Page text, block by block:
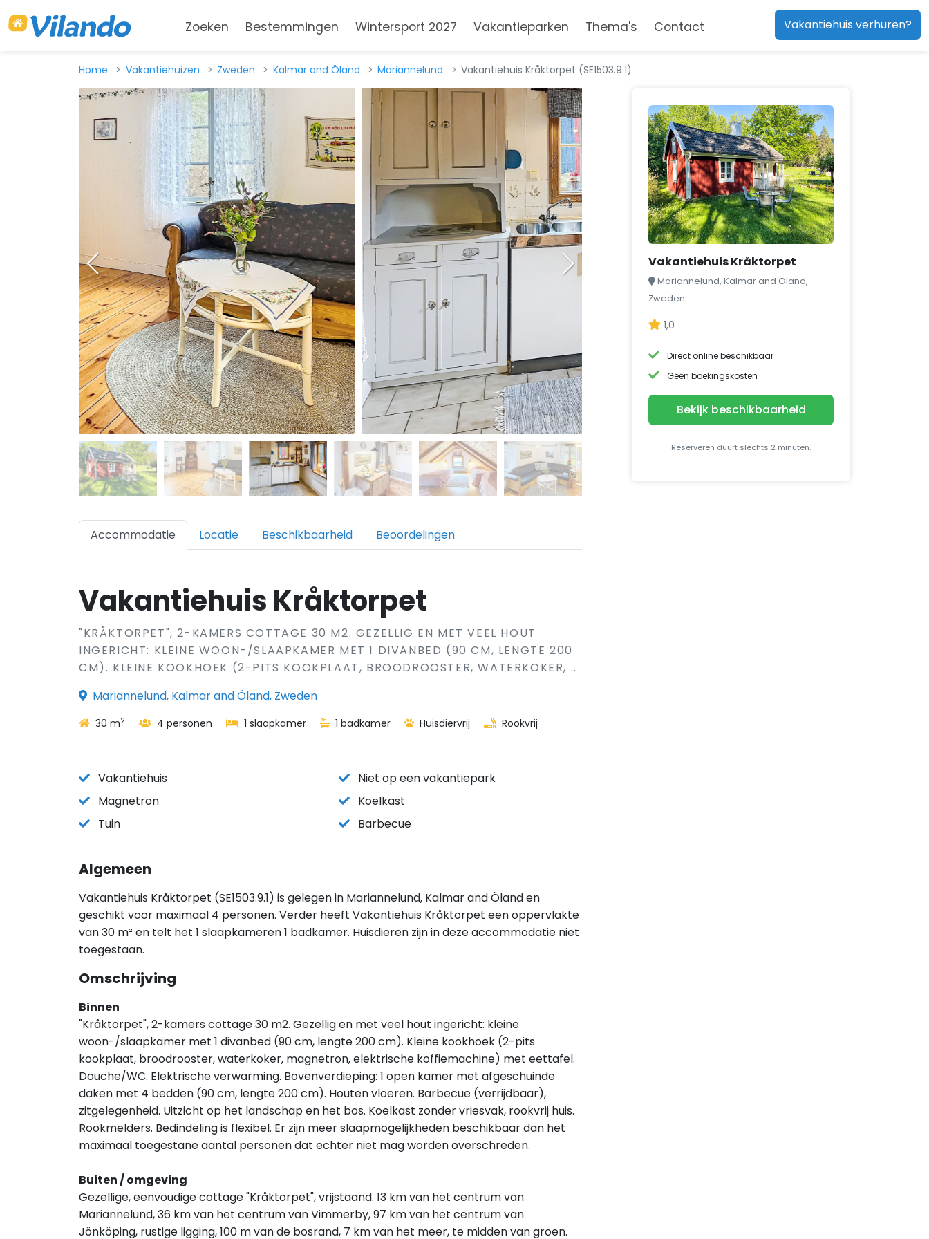
Zoeken Bestemmingen Wintersport 2027 Vakantieparken Thema's Contact Vakantiehuis verhuren?
Home Vakantiehuizen Zweden Kalmar and Öland Mariannelund Vakantiehuis Kråktorpet (SE1503.9.1)
Accommodatie Locatie Beschikbaarheid Beoordelingen
Vakantiehuis Kråktorpet
"KRÅKTORPET", 2-KAMERS COTTAGE 30 M2. GEZELLIG EN MET VEEL HOUT
INGERICHT: KLEINE WOON-/SLAAPKAMER MET 1 DIVANBED (90 CM, LENGTE 200
CM). KLEINE KOOKHOEK (2-PITS KOOKPLAAT, BROODROOSTER, WATERKOKER, ..
Mariannelund, Kalmar and Öland, Zweden
30 m2 4 personen 1 slaapkamer 1 badkamer Huisdiervrij Rookvrij
Vakantiehuis
Niet op een vakantiepark
Magnetron
Koelkast
Tuin
Barbecue
Algemeen
Vakantiehuis Kråktorpet (SE1503.9.1) is gelegen in Mariannelund, Kalmar and Öland en
geschikt voor maximaal 4 personen. Verder heeft Vakantiehuis Kråktorpet een oppervlakte
van 30 m² en telt het 1 slaapkameren 1 badkamer. Huisdieren zijn in deze accommodatie niet
toegestaan.
Omschrijving
Binnen
"Kråktorpet", 2-kamers cottage 30 m2. Gezellig en met veel hout ingericht: kleine
woon-/slaapkamer met 1 divanbed (90 cm, lengte 200 cm). Kleine kookhoek (2-pits
kookplaat, broodrooster, waterkoker, magnetron, elektrische koffiemachine) met eettafel.
Douche/WC. Elektrische verwarming. Bovenverdieping: 1 open kamer met afgeschuinde
daken met 4 bedden (90 cm, lengte 200 cm). Houten vloeren. Barbecue (verrijdbaar),
zitgelegenheid. Uitzicht op het landschap en het bos. Koelkast zonder vriesvak, rookvrij huis.
Rookmelders. Bedindeling is flexibel. Er zijn meer slaapmogelijkheden beschikbaar dan het
maximaal toegestane aantal personen dat echter niet mag worden overschreden.
Buiten / omgeving
Gezellige, eenvoudige cottage "Kråktorpet", vrijstaand. 13 km van het centrum van
Mariannelund, 36 km van het centrum van Vimmerby, 97 km van het centrum van
Jönköping, rustige ligging, 100 m van de bosrand, 7 km van het meer, te midden van groen.
Vakantiehuis Kråktorpet
Mariannelund, Kalmar and Öland,
Zweden
1,0
Direct online beschikbaar
Géén boekingskosten
Bekijk beschikbaarheid
Reserveren duurt slechts 2 minuten.